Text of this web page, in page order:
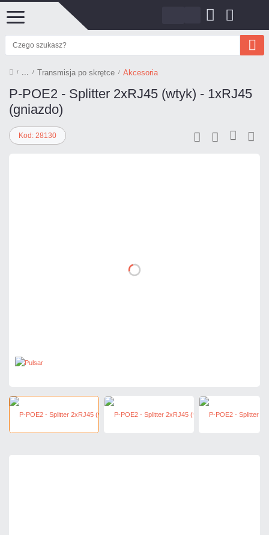
Transmisja po skrętce Akcesoria
P-POE2 - Splitter 2xRJ45 (wtyk) - 1xRJ45
(gniazdo)
Kod: 28130